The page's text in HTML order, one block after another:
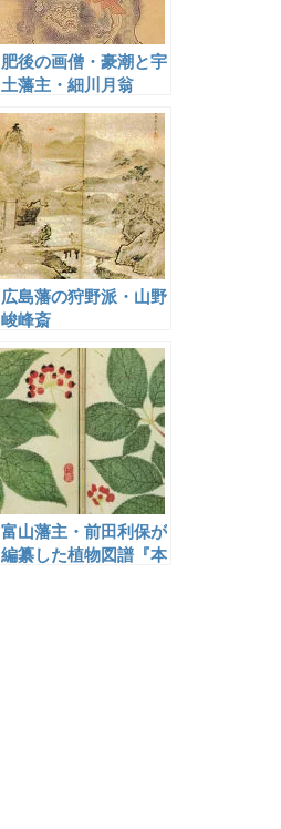
肥後の画僧・豪潮と宇
土藩主・細川月翁
広島藩の狩野派・山野
峻峰斎
富山藩主・前田利保が
編纂した植物図譜『本